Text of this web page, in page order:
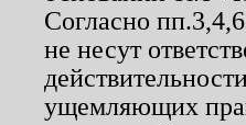
Согласно
не несут
ущемляющих